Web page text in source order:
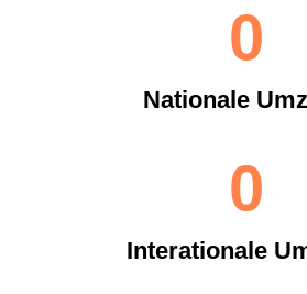
Nationale
0
Interationale
0